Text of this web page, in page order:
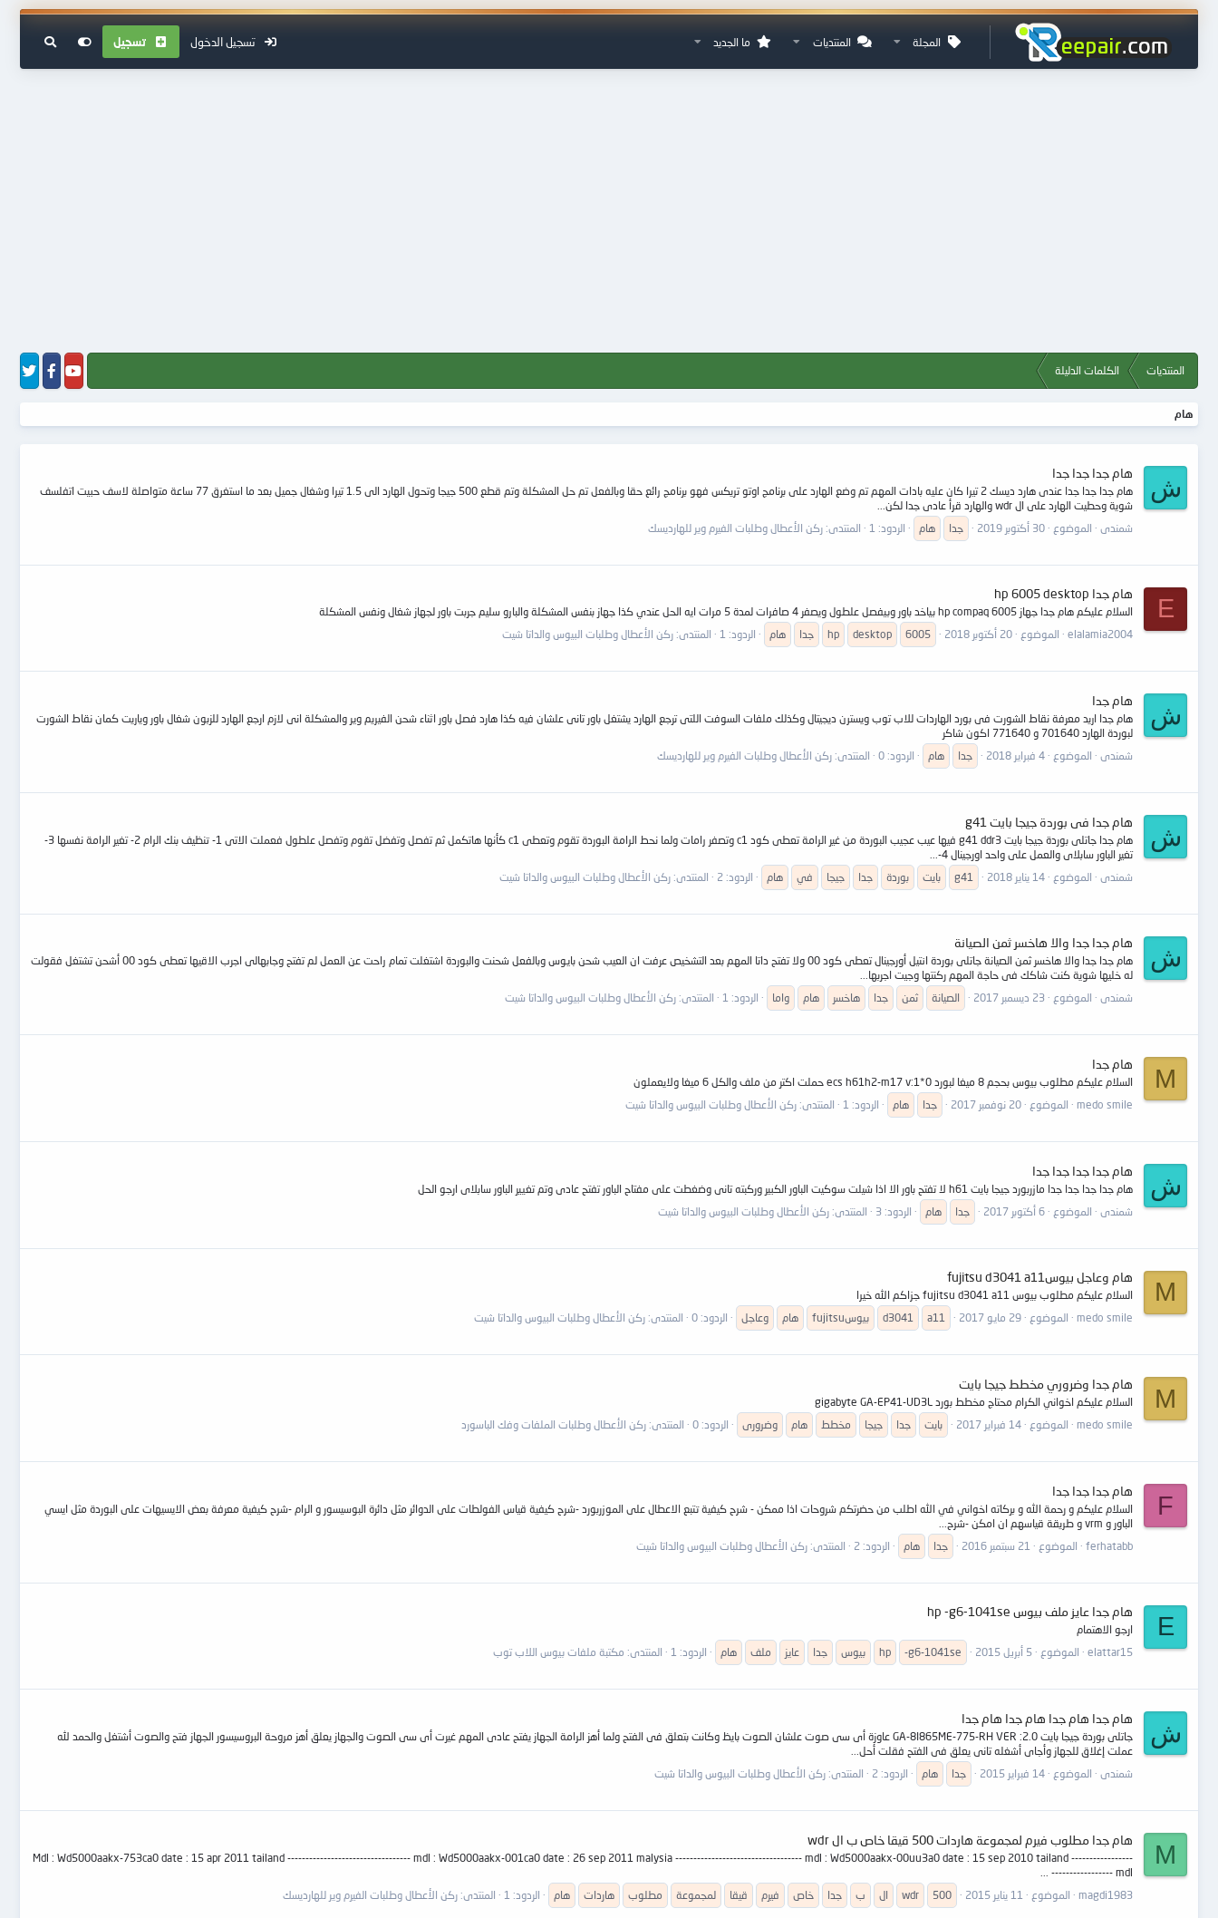
المجلة المنتديات ما الجديد تسجيل الدخول تسجيل
المنتديات الكلمات الدليلة
هام
ش
هام جدا جدا جدا
هام جدا جدا جدا عندى هارد ديسك 2 تيرا كان عليه بادات المهم تم وضع الهارد على برنامج اوتو تريكس فهو برنامج رائع حقا وبالفعل تم حل المشكلة وتم قطع 500 جيجا وتحول الهارد الى 1.5 تيرا وشغال جميل بعد ما استغرق 77 ساعة متواصلة لاسف حبيت اتفلسف
شوية وحطيت الهارد على ال wdr والهارد قرأ عادى جدا لكن...
شمندى
الموضوع 30 أكتوبر 2019 جدا هام الردود: 1 المنتدى: ركن الأعطال وطلبات الفيرم وير للهارديسك
E
هام جدا hp 6005 desktop
السلام عليكم هام جدا جهاز hp compaq 6005 بياخد باور وبيفصل علطول ويصفر 4 صافرات لمدة 5 مرات ايه الحل عندي كذا جهاز بنفس المشكلة والبارو سليم جربت باور لجهاز شغال ونفس المشكلة
elalamia2004
الموضوع 20 أكتوبر 2018 6005
desktop
hp جدا هام الردود: 1 المنتدى: ركن الأعطال وطلبات البيوس والداتا شيت
ش
هام جدا
هام جدا اريد معرفة نقاط الشورت فى بورد الهاردات للاب توب ويسترن ديجيتال وكذلك ملفات السوفت اللتى ترجع الهارد يشتغل باور تانى علشان فيه كذا هارد فصل باور اثناء شحن الفيريم وير والمشكلة انى لازم ارجع الهارد للزبون شغال باور وياريت كمان نقاط الشورت
لبوردة الهارد 701640 و 771640 اكون شاكر
شمندى
الموضوع 4 فبراير 2018 جدا هام الردود: 0 المنتدى: ركن الأعطال وطلبات الفيرم وير للهارديسك
ش
هام جدا فى بوردة جيجا بايت g41
هام جدا جاتلى بوردة جيجا بايت g41 ddr3 فيها عيب عجيب البوردة من غير الرامة تعطى كود c1 وتصفر رامات ولما نحط الرامة البوردة تقوم وتعطى c1 كأنها هاتكمل ثم تفصل وتفضل تقوم وتفصل علطول فعملت الاتى 1- تنظيف بنك الرام 2- تغير الرامة نفسها 3-
تغير الباور سابلاى والعمل على واحد اورجينال 4-...
شمندى
الموضوع 14 يناير 2018 g41 بايت بوردة جدا جيجا في هام الردود: 2 المنتدى: ركن الأعطال وطلبات البيوس والداتا شيت
ش
هام جدا جدا والا هاخسر ثمن الصيانة
هام جدا جدا والا هاخسر ثمن الصيانة جاتلى بوردة انتيل أورجينال تعطى كود 00 ولا تفتح داتا المهم بعد التشخيص عرفت ان العيب شحن بايوس وبالفعل شحنت والبوردة اشتغلت تمام راحت عن العمل لم تفتح وجابهالى اجرب الاقيها تعطى كود 00 أشحن تشتغل فقولت
له خليها شوية كنت شاكك فى حاجة المهم ركنتها وجيت اجربها...
شمندى
الموضوع 23 ديسمبر 2017 الصيانة ثمن جدا هاخسر هام واما الردود: 1 المنتدى: ركن الأعطال وطلبات البيوس والداتا شيت
M
هام جدا
السلام عليكم مطلوب بيوس بحجم 8 ميغا لبورد ecs h61h2-m17 v:1*0 حملت اكتر من ملف والكل 6 ميغا ولايعملون
medo smile
الموضوع 20 نوفمبر 2017 جدا هام الردود: 1 المنتدى: ركن الأعطال وطلبات البيوس والداتا شيت
ش
هام جدا جدا جدا جدا
هام جدا جدا جدا جدا مازربورد جيجا بايت h61 لا تفتح باور الا اذا شيلت سوكيت الباور الكبير وركبته تانى وضغطت على مفتاح الباور تفتح عادى وتم تغيير الباور سابلاى ارجو الحل
شمندى
الموضوع 6 أكتوبر 2017 جدا هام الردود: 3 المنتدى: ركن الأعطال وطلبات البيوس والداتا شيت
M
هام وعاجل بيوسfujitsu d3041 a11
السلام عليكم مطلوب بيوس fujitsu d3041 a11 جزاكم الله خيرا
medo smile
الموضوع 29 مايو 2017 a11
d3041 بيوسfujitsu هام وعاجل الردود: 0 المنتدى: ركن الأعطال وطلبات البيوس والداتا شيت
M
هام جدا وضروري مخطط جيجا بايت
السلام عليكم اخواني الكرام محتاج مخطط بورد gigabyte GA-EP41-UD3L
medo smile
الموضوع 14 فبراير 2017 بايت جدا جيجا مخطط هام وضرورى الردود: 0 المنتدى: ركن الأعطال وطلبات الملفات وفك الباسورد
F
هام جدا جدا جدا
السلام عليكم و رحمة الله و بركاته اخواني في الله اطلب من حضرتكم شروحات اذا ممكن - شرح كيفية تتبع الاعطال على الموزربورد -شرح كيفية قياس الفولطات على الدوائر مثل دائرة البوسيسور و الرام -شرح كيفية معرفة بعض الايسيهات على البوردة مثل ايسي
الباور و vrm و طريقة قياسهم ان امكن -شرح...
ferhatabb
الموضوع 21 سبتمبر 2016 جدا هام الردود: 2 المنتدى: ركن الأعطال وطلبات البيوس والداتا شيت
E
هام جدا عايز ملف بيوس hp -g6-1041se
ارجو الاهتمام
elattar15
الموضوع 5 أبريل 2015 -g6-1041se
hp بيوس جدا عايز ملف هام الردود: 1 المنتدى: مكتبة ملفات بيوس اللاب توب
ش
هام جدا هام جدا هام جدا هام جدا
جاتلى بوردة جيجا بايت GA-8I865ME-775-RH VER :2.0 عاوزة أى سى صوت علشان الصوت بايظ وكانت بتعلق فى الفتح ولما أهز الرامة الجهاز يفتح عادى المهم غيرت أى سى الصوت والجهاز يعلق أهز مروحة البروسيسور الجهاز فتح والصوت أشتغل والحمد لله
عملت إغلاق للجهاز وأجاى أشغله تانى يعلق فى الفتح فقلت أحل...
شمندى
الموضوع 14 فبراير 2015 جدا هام الردود: 2 المنتدى: ركن الأعطال وطلبات البيوس والداتا شيت
M
هام جدا مطلوب فيرم لمجموعة هاردات 500 قيقا خاص ب ال wdr
Mdl : Wd5000aakx-753ca0 date : 15 apr 2011 tailand ---------------------------------- mdl : Wd5000aakx-001ca0 date : 26 sep 2011 malysia ----------------------------------- mdl : Wd5000aakx-00uu3a0 date : 15 sep 2010 tailand -----------------
----------------- mdl ...
magdi1983
الموضوع 11 يناير 2015 500
wdr ال ب جدا خاص فيرم قيقا لمجموعة مطلوب هاردات هام الردود: 1 المنتدى: ركن الأعطال وطلبات الفيرم وير للهارديسك